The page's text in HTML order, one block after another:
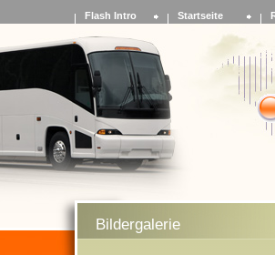
Flash Intro Startseite
Bildergalerie